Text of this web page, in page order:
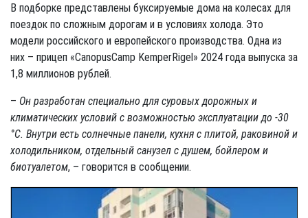
В подборке представлены буксируемые дома на колесах для
поездок по сложным дорогам и в условиях холода. Это
модели российского и европейского производства. Одна из
них – прицеп «CanopusCamp KemperRigel» 2024 года выпуска за
1,8 миллионов рублей.
– Он разработан специально для суровых дорожных и
климатических условий с возможностью эксплуатации до -30
°C. Внутри есть солнечные панели, кухня с плитой, раковиной и
холодильником, отдельный санузел с душем, бойлером и
биотуалетом, – говорится в сообщении.